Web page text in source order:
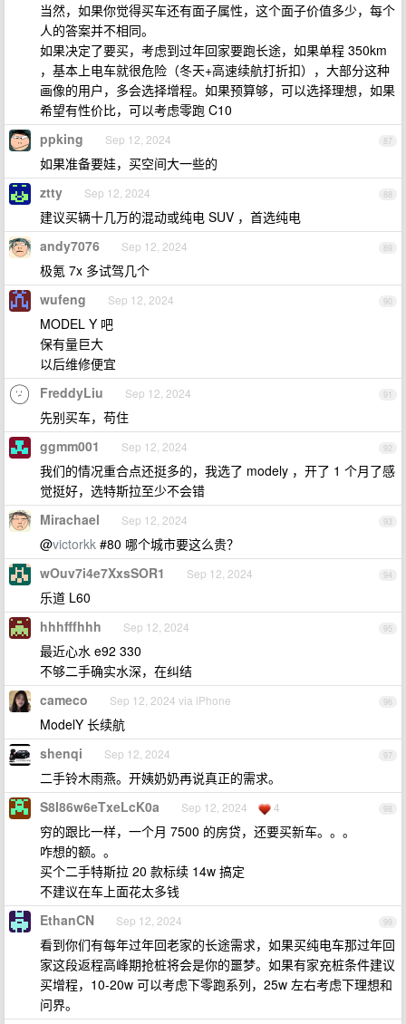
当然，如果你觉得买车还有面子属性，这个面子价值多少，每个
人的答案并不相同。
如果决定了要买，考虑到过年回家要跑长途，如果单程 350km
，基本上电车就很危险（冬天+高速续航打折扣），大部分这种
画像的用户，多会选择增程。如果预算够，可以选择理想，如果
希望有性价比，可以考虑零跑 C10
87
ppking Sep 12, 2024
如果准备要娃，买空间大一些的
88
ztty Sep 12, 2024
建议买辆十几万的混动或纯电 SUV ，首选纯电
89
andy7076 Sep 12, 2024
极氪 7x 多试驾几个
90
wufeng Sep 12, 2024
MODEL Y 吧
保有量巨大
以后维修便宜
91
FreddyLiu Sep 12, 2024
先别买车，苟住
92
ggmm001 Sep 12, 2024
我们的情况重合点还挺多的，我选了 modely ，开了 1 个月了感
觉挺好，选特斯拉至少不会错
93
Mirachael Sep 12, 2024
@victorkk #80 哪个城市要这么贵？
94
wOuv7i4e7XxsSOR1 Sep 12, 2024
乐道 L60
95
hhhfffhhh Sep 12, 2024
最近心水 e92 330
不够二手确实水深，在纠结
96
cameco Sep 12, 2024 via iPhone
ModelY 长续航
97
shenqi Sep 12, 2024
二手铃木雨燕。开姨奶奶再说真正的需求。
98
S8I86w6eTxeLcK0a Sep 12, 2024 4
穷的跟比一样，一个月 7500 的房贷，还要买新车。。。
咋想的额。。
买个二手特斯拉 20 款标续 14w 搞定
不建议在车上面花太多钱
99
EthanCN Sep 12, 2024
看到你们有每年过年回老家的长途需求，如果买纯电车那过年回
家这段返程高峰期抢桩将会是你的噩梦。如果有家充桩条件建议
买增程，10-20w 可以考虑下零跑系列，25w 左右考虑下理想和
问界。